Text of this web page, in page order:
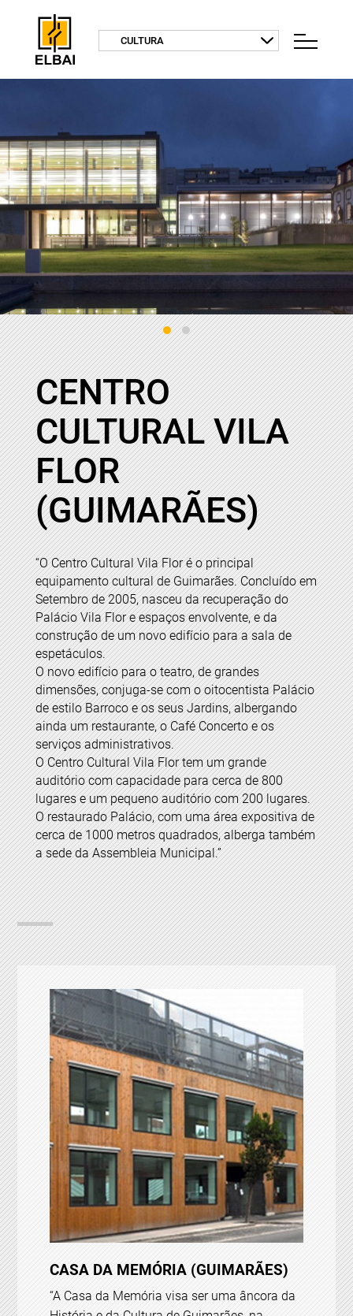
CENTRO
CULTURAL VILA
FLOR
(GUIMARÃES)
“O Centro Cultural Vila Flor é o principal
equipamento cultural de Guimarães. Concluído em
Setembro de 2005, nasceu da recuperação do
Palácio Vila Flor e espaços envolvente, e da
construção de um novo edifício para a sala de
espetáculos.
O novo edifício para o teatro, de grandes
dimensões, conjuga-se com o oitocentista Palácio
de estilo Barroco e os seus Jardins, albergando
ainda um restaurante, o Café Concerto e os
serviços administrativos.
O Centro Cultural Vila Flor tem um grande
auditório com capacidade para cerca de 800
lugares e um pequeno auditório com 200 lugares.
O restaurado Palácio, com uma área expositiva de
cerca de 1000 metros quadrados, alberga também
a sede da Assembleia Municipal.”
CASA DA MEMÓRIA (GUIMARÃES)
“A Casa da Memória visa ser uma âncora da